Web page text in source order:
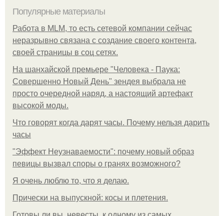
Популярные материалы
Работа в MLM, то есть сетевой компании сейчас
неразрывно связана с создание своего контента,
своей страницы в соц сетях.
На шанхайской премьере "Человека - Паука:
Совершенно Новый День" зендея выбрала не
просто очередной наряд, а настоящий артефакт
высокой моды.
Что говорят когда дарят часы. Почему нельзя дарить
часы
"Эффект Неузнаваемости": почему новый образ
певицы вызвал споры о гранях возможного?
Я очень люблю то, что я делаю.
Прически на выпускной: косы и плетения.